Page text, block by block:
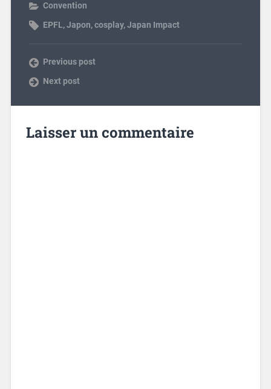
Convention
EPFL,Japon,cosplay,Japan Impact
Previous post
Next post
Laisser un commentaire